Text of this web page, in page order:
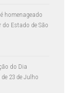
homenageado
Estado de São
do Dia
23 de Julho